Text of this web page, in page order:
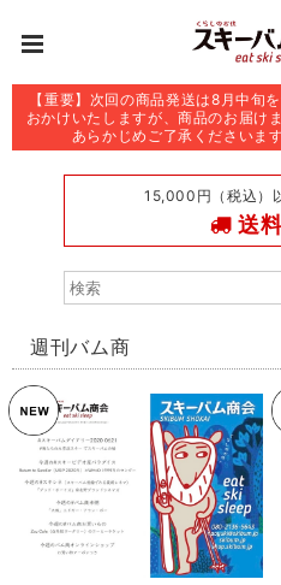
【重要】次回の商品発送は8月中旬
おかけいたしますが、商品のお届け
あらかじめご了承くださいま
15,000円（税込）
送
週刊バム商